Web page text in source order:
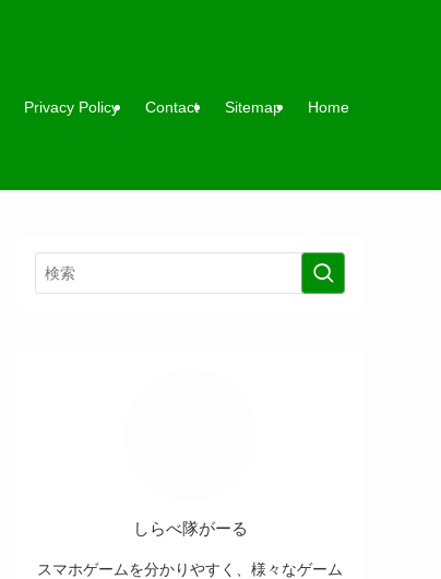
Privacy Policy Contact Sitemap Home
しらべ隊がーる
スマホゲームを分かりやすく、様々なゲーム